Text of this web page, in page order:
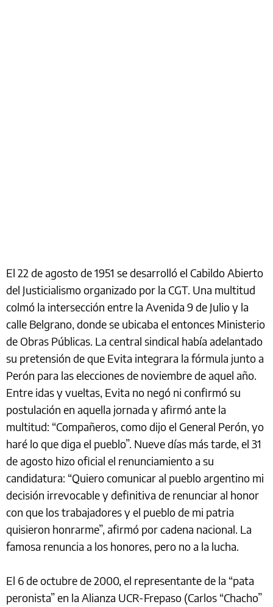
El 22 de agosto de 1951 se desarrolló el Cabildo Abierto
del Justicialismo organizado por la CGT. Una multitud
colmó la intersección entre la Avenida 9 de Julio y la
calle Belgrano, donde se ubicaba el entonces Ministerio
de Obras Públicas. La central sindical había adelantado
su pretensión de que Evita integrara la fórmula junto a
Perón para las elecciones de noviembre de aquel año.
Entre idas y vueltas, Evita no negó ni confirmó su
postulación en aquella jornada y afirmó ante la
multitud: “Compañeros, como dijo el General Perón, yo
haré lo que diga el pueblo”. Nueve días más tarde, el 31
de agosto hizo oficial el renunciamiento a su
candidatura: “Quiero comunicar al pueblo argentino mi
decisión irrevocable y definitiva de renunciar al honor
con que los trabajadores y el pueblo de mi patria
quisieron honrarme”, afirmó por cadena nacional. La
famosa renuncia a los honores, pero no a la lucha.
El 6 de octubre de 2000, el representante de la “pata
peronista” en la Alianza UCR-Frepaso (Carlos “Chacho”